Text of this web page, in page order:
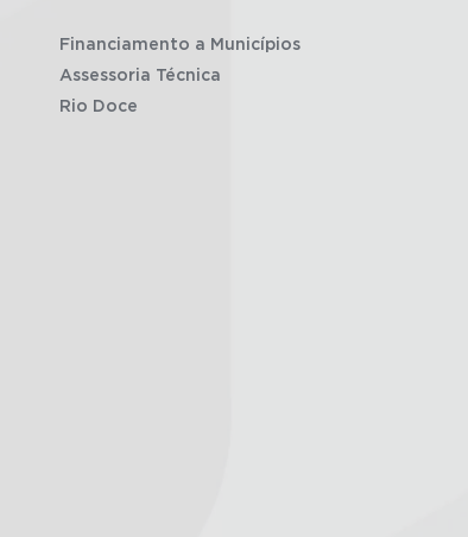
Financiamento a Municípios
Assessoria Técnica
Rio Doce